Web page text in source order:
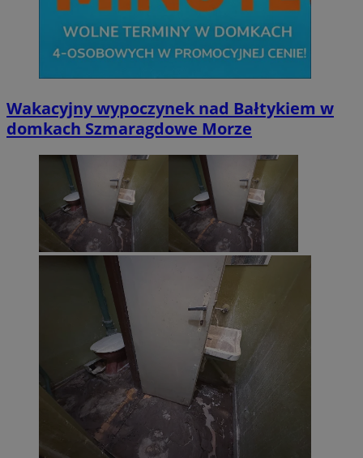
Wakacyjny wypoczynek nad Bałtykiem w
domkach Szmaragdowe Morze